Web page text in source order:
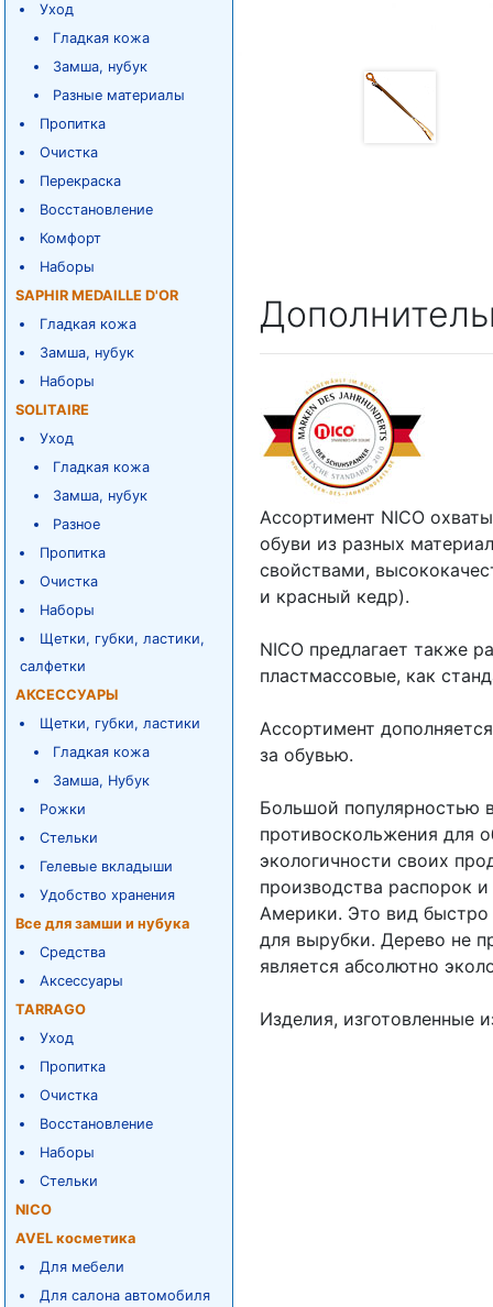
Уход
Гладкая кожа
Замша, нубук
Разные материалы
Пропитка
Очистка
Перекраска
Восстановление
Комфорт
Наборы
SAPHIR MEDAILLE D'OR
Гладкая кожа
Замша, нубук
Наборы
SOLITAIRE
Уход
Гладкая кожа
Замша, нубук
Разное
Пропитка
Очистка
Наборы
Щетки, губки, ластики,
салфетки
АКСЕССУАРЫ
Щетки, губки, ластики
Гладкая кожа
Замша, Нубук
Рожки
Стельки
Гелевые вкладыши
Удобство хранения
Все для замши и нубука
Средства
Аксессуары
TARRAGO
Уход
Пропитка
Очистка
Восстановление
Наборы
Стельки
NICO
AVEL косметика
Для мебели
Для салона автомобиля
Ассортимент NICO
обуви из разных
свойствами,
и красный кедр).
NICO предлагает также
пластмассовые, как
Ассортимент
за обувью.
Большой популярностью
противоскольжения для
экологичности своих
производства распорок
Америки. Это вид быстро
для вырубки. Дерево не
является абсолютно
Изделия, изготовленные